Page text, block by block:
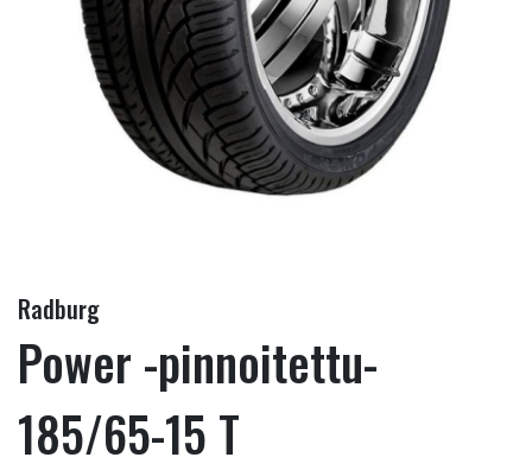
Radburg
Power -pinnoitettu-
185/65-15 T